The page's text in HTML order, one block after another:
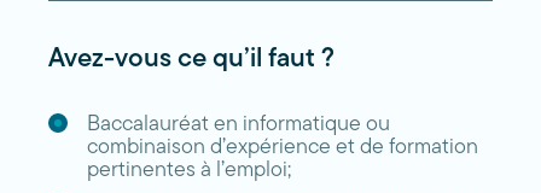
Avez-vous ce qu’il faut ?
Baccalauréat en informatique ou
combinaison d’expérience et de formation
pertinentes à l’emploi;